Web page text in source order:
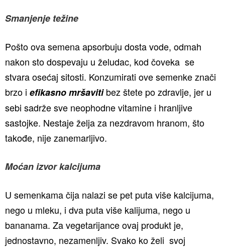
Smanjenje težine
Pošto ova semena apsorbuju dosta vode, odmah
nakon sto dospevaju u želudac, kod čoveka se
stvara osećaj sitosti. Konzumirati ove semenke znači
brzo i efikasno mršavitibez štete po zdravlje, jer u
sebi sadrže sve neophodne vitamine i hranljive
sastojke. Nestaje želja za nezdravom hranom, što
takođe, nije zanemarljivo.
Moćan izvor kalcijuma
U semenkama čija nalazi se pet puta više kalcijuma,
nego u mleku, i dva puta više kalijuma, nego u
bananama. Za vegetarijance ovaj produkt je,
jednostavno, nezamenljiv. Svako ko želi svoj